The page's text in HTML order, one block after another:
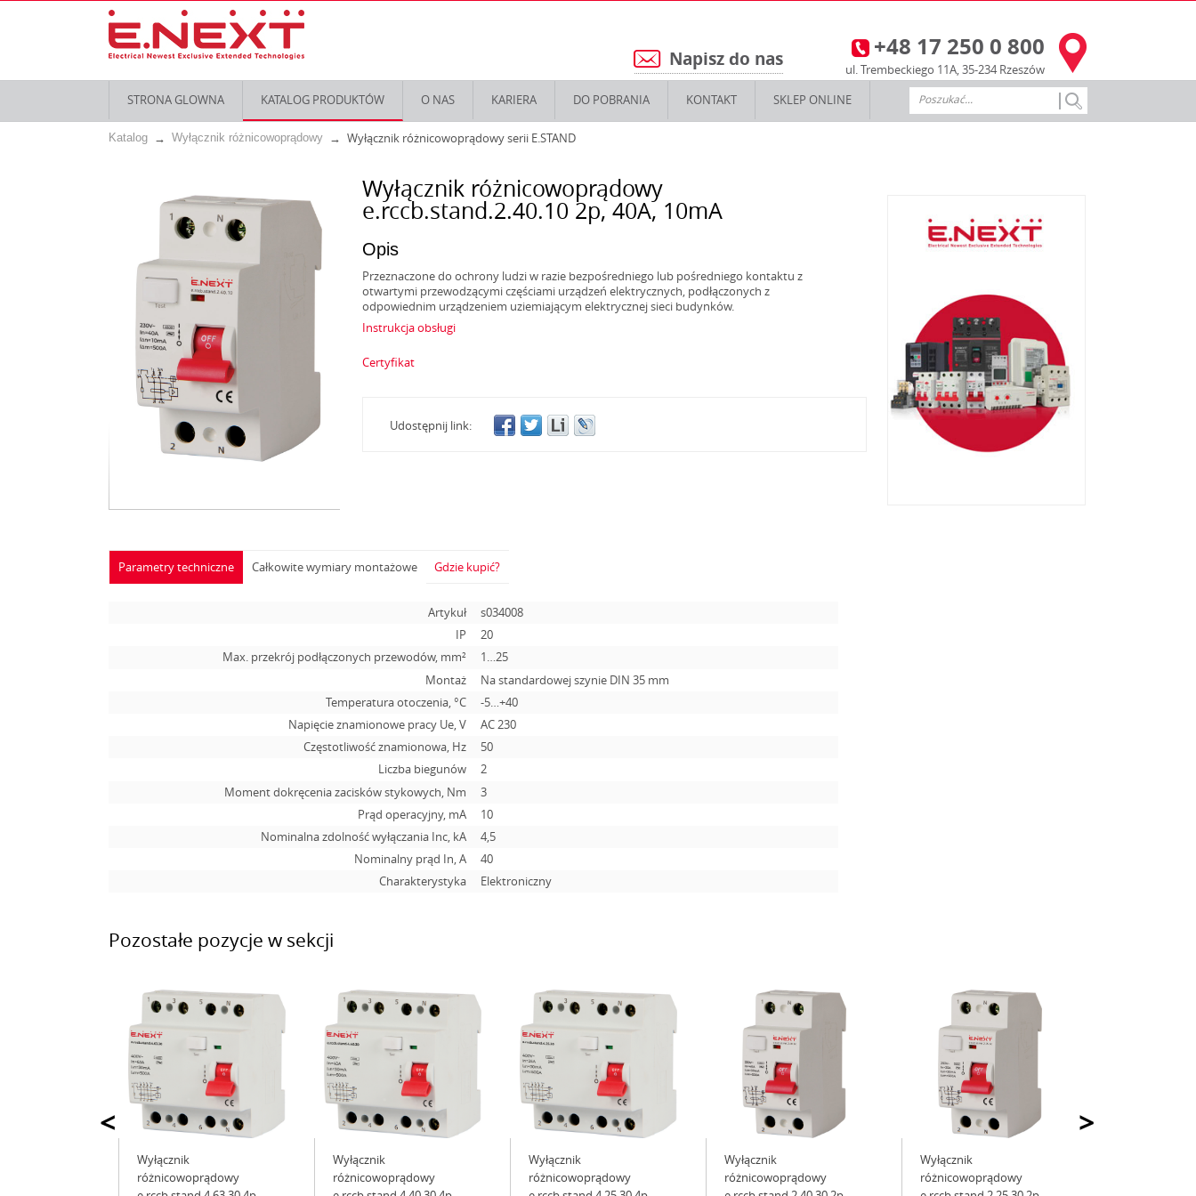
3 +48 17 250 0 800
ul. Trembeckiego 11A, 35-234 Rzeszów
5 Napisz do nas
STRONA GLOWNA KATALOG PRODUKTÓW O NAS KARIERA DO POBRANIA KONTAKT SKLEP ONLINE
Katalog Wyłącznik różnicowoprądowy Wyłącznik różnicowoprądowy serii E.STAND
Wyłącznik różnicowoprądowy
e.rccb.stand.2.40.10 2р, 40А, 10mA
Opis
Przeznaczone do ochrony ludzi w razie bezpośredniego lub pośredniego kontaktu z
otwartymi przewodzącymi częściami urządzeń elektrycznych, podłączonych z
odpowiednim urządzeniem uziemiającym elektrycznej sieci budynków.
Instrukcja obsługi
Certyfikat
Udostępnij link:
Parametry techniczne
Artykuł
s034008
IP
20
Max. przekrój podłączonych przewodów, mm²
1…25
Montaż
Na standardowej szynie DIN 35 mm
Temperatura otoczenia, °С
-5…+40
Napięcie znamionowe pracy Ue, V
АС 230
Częstotliwość znamionowa, Hz
50
Liczba biegunów
2
Moment dokręcenia zacisków stykowych, Nm
3
Prąd operacyjny, mA
10
Nominalna zdolność wyłączania Inc, kA
4,5
Nominalny prąd In, А
40
Charakterystyka
Elektroniczny
Całkowite wymiary montażowe Gdzie kupić?
Pozostałe pozycje w sekcji
>
Wyłącznik
różnicowoprądowy
Wyłącznik
różnicowoprądowy
Wyłącznik
różnicowoprądowy
Wyłącznik
różnicowoprądowy
Wyłącznik
różnicowoprądowy
<